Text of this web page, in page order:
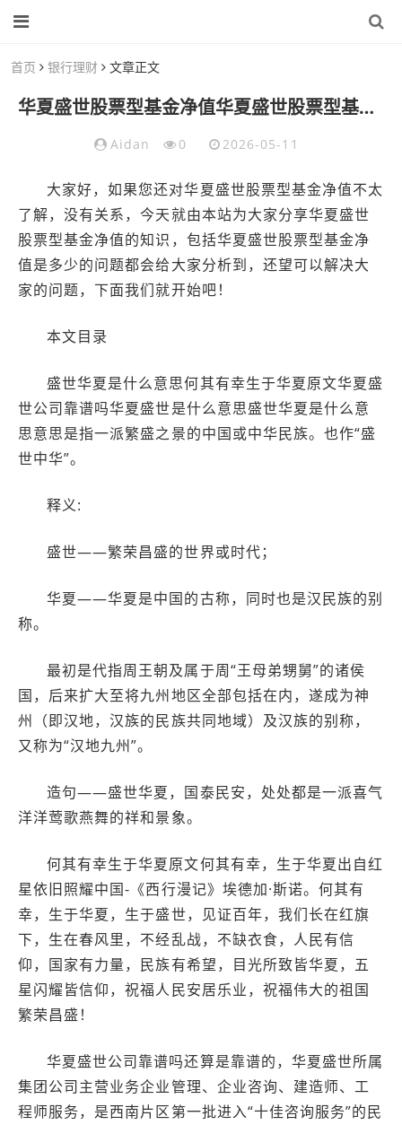
首页 银行理财 文章正文
华夏盛世股票型基金净值华夏盛世股票型基金净值是多少
Aidan 0 2026-05-11
大家好，如果您还对华夏盛世股票型基金净值不太
了解，没有关系，今天就由本站为大家分享华夏盛世
股票型基金净值的知识，包括华夏盛世股票型基金净
值是多少的问题都会给大家分析到，还望可以解决大
家的问题，下面我们就开始吧！
本文目录
盛世华夏是什么意思何其有幸生于华夏原文华夏盛
世公司靠谱吗华夏盛世是什么意思盛世华夏是什么意
思意思是指一派繁盛之景的中国或中华民族。也作“盛
世中华”。
释义:
盛世——繁荣昌盛的世界或时代；
华夏——华夏是中国的古称，同时也是汉民族的别
称。
最初是代指周王朝及属于周“王母弟甥舅”的诸侯
国，后来扩大至将九州地区全部包括在内，遂成为神
州（即汉地，汉族的民族共同地域）及汉族的别称，
又称为“汉地九州”。
造句——盛世华夏，国泰民安，处处都是一派喜气
洋洋莺歌燕舞的祥和景象。
何其有幸生于华夏原文何其有幸，生于华夏出自红
星依旧照耀中国-《西行漫记》埃德加·斯诺。何其有
幸，生于华夏，生于盛世，见证百年，我们长在红旗
下，生在春风里，不经乱战，不缺衣食，人民有信
仰，国家有力量，民族有希望，目光所致皆华夏，五
星闪耀皆信仰，祝福人民安居乐业，祝福伟大的祖国
繁荣昌盛！
华夏盛世公司靠谱吗还算是靠谱的，华夏盛世所属
集团公司主营业务企业管理、企业咨询、建造师、工
程师服务，是西南片区第一批进入“十佳咨询服务”的民